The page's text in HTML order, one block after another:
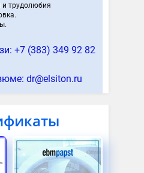
и трудолюбия
+7 (383) 349 92 82
dr@elsiton.ru